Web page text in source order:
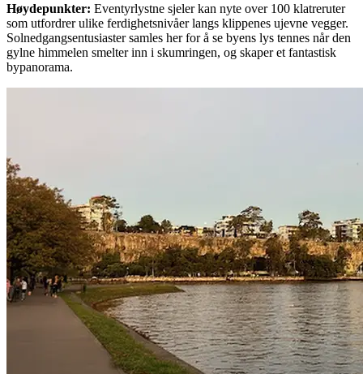
Høydepunkter: Eventyrlystne sjeler kan nyte over 100 klatreruter
som utfordrer ulike ferdighetsnivåer langs klippenes ujevne vegger.
Solnedgangsentusiaster samles her for å se byens lys tennes når den
gylne himmelen smelter inn i skumringen, og skaper et fantastisk
bypanorama.